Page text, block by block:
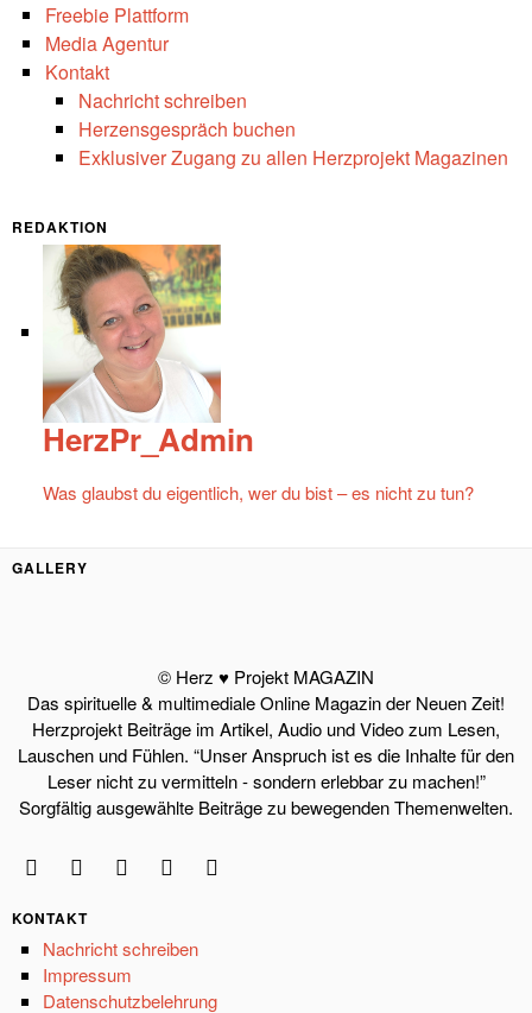
Freebie Plattform
Media Agentur
Kontakt
Nachricht schreiben
Herzensgespräch buchen
Exklusiver Zugang zu allen Herzprojekt Magazinen
REDAKTION
HerzPr_Admin
Was glaubst du eigentlich, wer du bist – es nicht zu tun?
GALLERY
© Herz ♥ Projekt MAGAZIN
Das spirituelle & multimediale Online Magazin der Neuen Zeit!
Herzprojekt Beiträge im Artikel, Audio und Video zum Lesen,
Lauschen und Fühlen. “Unser Anspruch ist es die Inhalte für den
Leser nicht zu vermitteln - sondern erlebbar zu machen!”
Sorgfältig ausgewählte Beiträge zu bewegenden Themenwelten.
KONTAKT
Nachricht schreiben
Impressum
Datenschutzbelehrung